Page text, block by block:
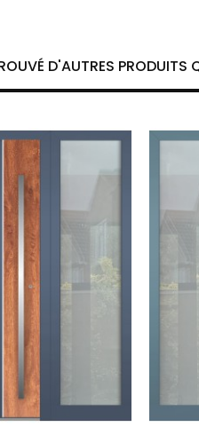
D'AUTRES PRODUITS